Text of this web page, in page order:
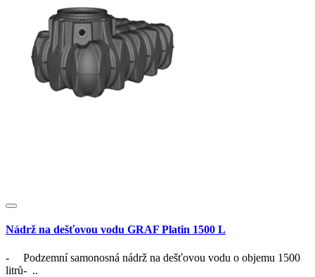
Nádrž na dešťovou vodu GRAF Platin 1500 L
- Podzemní samonosná nádrž na dešťovou vodu o objemu 1500
litrů- ..